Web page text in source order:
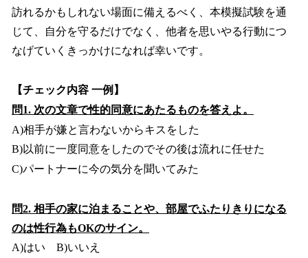
訪れるかもしれない場面に備えるべく、本模擬試験を通
じて、自分を守るだけでなく、他者を思いやる行動につ
なげていくきっかけになれば幸いです。
【チェック内容 一例】
問1. 次の文章で性的同意にあたるものを答えよ。
A)相手が嫌と言わないからキスをした
B)以前に一度同意をしたのでその後は流れに任せた
C)パートナーに今の気分を聞いてみた
問2. 相手の家に泊まることや、部屋でふたりきりになる
のは性行為もOKのサイン。
A)はい B)いいえ